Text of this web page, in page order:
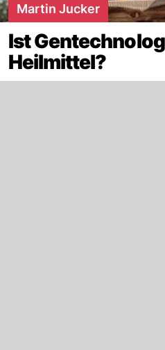
Martin Jucker
Ist
Heilmittel?